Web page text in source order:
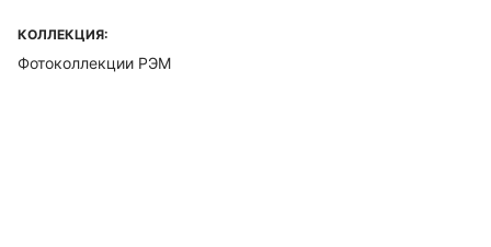
КОЛЛЕКЦИЯ:
Фотоколлекции РЭМ